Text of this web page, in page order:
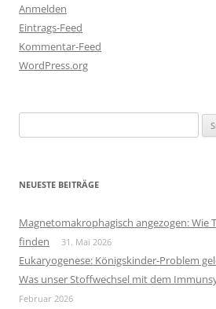
Anmelden
Eintrags-Feed
Kommentar-Feed
WordPress.org
nach:
NEUESTE BEITRÄGE
Magnetomakrophagisch angezogen: Wie
finden
31. Mai 2026
Eukaryogenese: Königskinder-Problem
Was unser Stoffwechsel mit dem
Februar 2026